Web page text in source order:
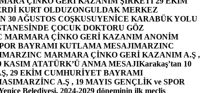
KURT OLDUZONGULDAK MERKEZ
AĞUSTOS COŞKUSUYENİCE KARABÜK YOLU
ÇOCUK DOKTORU GÖZ
MARMARA ÇİNKO GERİ KAZANIM ANONİM
BAYRAMI KUTLAMA MESAJIMARZINC
MARZINC MARMARA ÇİNKO GERİ KAZANIM A.Ş ,
KASIM ATATÜRK’Ü ANMA MESAJIKarakaş’tan 10
29 EKİM CUMHURİYET BAYRAMI
MARZİNC A.Ş , 19 MAYIS GENÇLİK ve SPOR
Belediyesi, 2024-2029 döneminin ilk meclis